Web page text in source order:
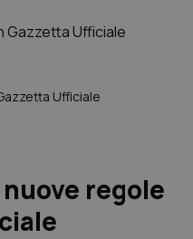
Ufficiale
regole